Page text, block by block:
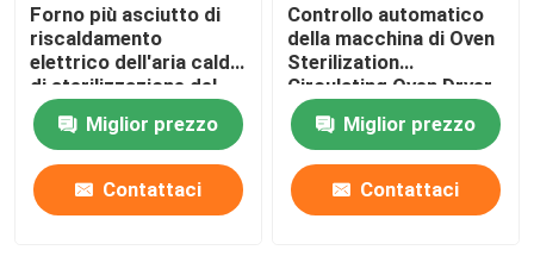
Forno più asciutto di
riscaldamento
elettrico dell'aria calda
di sterilizzazione del
forno SUS304 del
laboratorioMiglior prezzo
Contattaci
Controllo automatico
della macchina di Oven
Sterilization
Circulating Oven Dryer
dell'aria calda di DHG
Miglior prezzo
Contattaci